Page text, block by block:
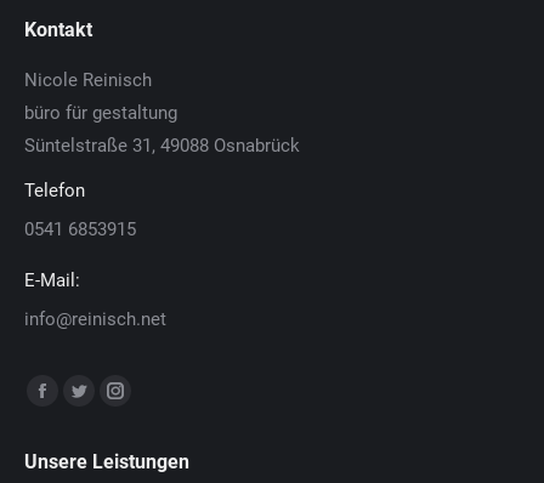
Kontakt
Nicole Reinisch
büro für gestaltung
Süntelstraße 31, 49088 Osnabrück
Telefon
0541 6853915
E-Mail:
info@reinisch.net
Finden Sie uns auf:
Facebook
opens
Twitter
opens
Instagram
opens
Unsere Leistungen